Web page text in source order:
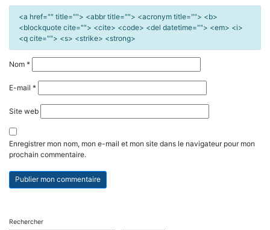
<a href="" title=""> <abbr title=""> <acronym title=""> <b>
<blockquote cite=""> <cite> <code> <del datetime=""> <em> <i>
<q cite=""> <s> <strike> <strong>
Nom *
E-mail *
Site web
Enregistrer mon nom, mon e-mail et mon site dans le navigateur pour mon
prochain commentaire.
Rechercher